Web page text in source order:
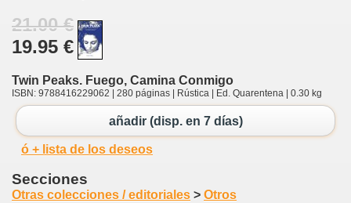
21.00 €
19.95 €
Twin Peaks. Fuego, Camina Conmigo
ISBN: 9788416229062 | 280 páginas | Rústica | Ed. Quarentena | 0.30 kg
añadir (disp. en 7 días)
ó + lista de los deseos
Secciones
Otras colecciones / editoriales > Otros